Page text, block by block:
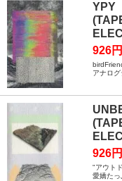
YPY
926
アナロ
926
"アウト
愛嬌たっ